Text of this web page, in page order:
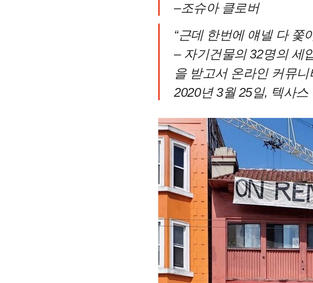
–조슈아 클로버
“근데 한번에 얘넬 다 쫓
– 자기건물의 32명의 세
을 받고서 온라인 커뮤
2020년 3월 25일, 텍사스